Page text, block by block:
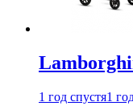
1 год спустя1